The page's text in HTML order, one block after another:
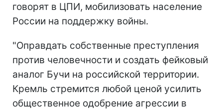
говорят в ЦПИ, мобилизовать население
России на поддержку войны.
"Оправдать собственные преступления
против человечности и создать фейковый
аналог Бучи на российской территории.
Кремль стремится любой ценой усилить
общественное одобрение агрессии в